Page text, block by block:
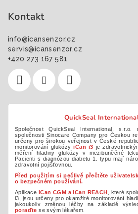
Kontakt
info@icansenzor.cz
servis@icansenzor.cz
+420 273 167 581
QuickSeal
Společnost QuickSeal International, s.r.o.
společnosti Sinocare Company pro Českou
určeny pro širokou veřejnost v České
monitorování glukózyiCan i3 je
měření hladiny glukózy v mezibuněčné
Pacienti s diagnózou diabetu 1. typu mají
zdravotní pojišťovnou.
Před použitím si pečlivě přečtěte
o bezpečném používání.
Aplikace iCan CGM a iCan REACH , které
i3, jsou určeny pro okamžité monitorování
jakoukoliv změnou léčby na základě
poraďte se svým lékařem.